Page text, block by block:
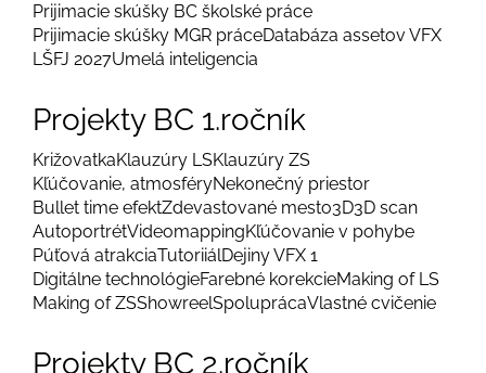
Prijimacie skúšky BC školské práce
Prijimacie skúšky MGR práceDatabáza assetov VFX
LŠFJ 2027Umelá inteligencia
Projekty BC 1.ročník
KrižovatkaKlauzúry LSKlauzúry ZS
Kľúčovanie, atmosféryNekonečný priestor
Bullet time efektZdevastované mesto3D3D scan
AutoportrétVideomappingKľúčovanie v pohybe
Púťová atrakciaTutoriiálDejiny VFX 1
Digitálne technológieFarebné korekcieMaking of LS
Making of ZSShowreelSpoluprácaVlastné cvičenie
Projekty BC 2.ročník